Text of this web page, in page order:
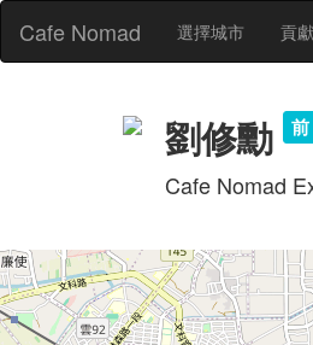
Cafe Nomad 選擇城市 貢
劉修勳
Cafe Nomad